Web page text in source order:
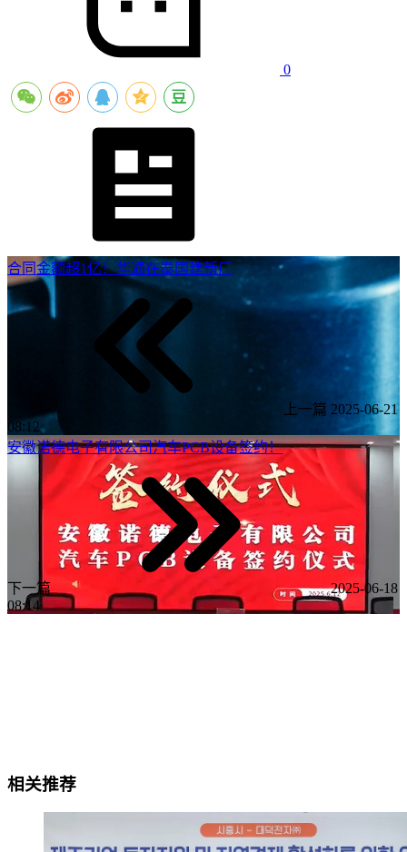
0
合同金额超1亿！华通在泰国建新厂
上一篇 2025-06-21
08:12
安徽诺德电子有限公司汽车PCB设备签约！
下一篇
2025-06-18
08:14
相关推荐